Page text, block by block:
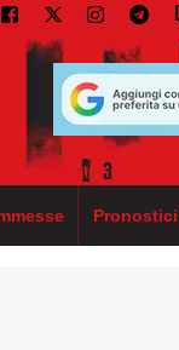
Pronostici